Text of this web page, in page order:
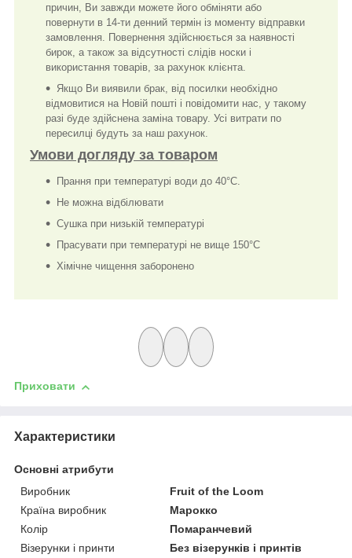
причин, Ви завжди можете його обміняти або
повернути в 14-ти денний термін із моменту відправки
замовлення. Повернення здійснюється за наявності
бирок, а також за відсутності слідів носки і
використання товарів, за рахунок клієнта.
Якщо Ви виявили брак, від посилки необхідно
відмовитися на Новій пошті і повідомити нас, у такому
разі буде здійснена заміна товару. Усі витрати по
пересилці будуть за наш рахунок.
Умови догляду за товаром
Прання при температурі води до 40°C.
Не можна відбілювати
Сушка при низькій температурі
Прасувати при температурі не вище 150°C
Хімічне чищення заборонено
Приховати
Характеристики
Основні атрибути
Виробник
Fruit of the Loom
Країна виробник
Марокко
Колір
Помаранчевий
Візерунки і принти
Без візерунків і принтів